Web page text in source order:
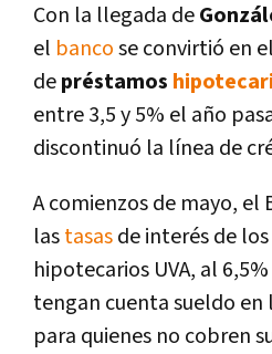
Con la llegada de
el bancose convirtió en
depréstamos
entre 3,5 y 5% el año
discontinuó la lí­nea de
A comienzos de mayo, el
lastasasde interés de
hipotecarios UVA, al
tengan cuenta sueldo en
para quienes no cobren